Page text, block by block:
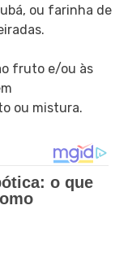
ou farinha de
fruto e/ou às
ou mistura.